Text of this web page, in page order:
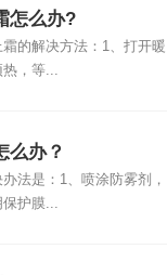
怎么办?
的解决方法：1、打开暖
，等...
么办？
法是：1、喷涂防雾剂，
护膜...